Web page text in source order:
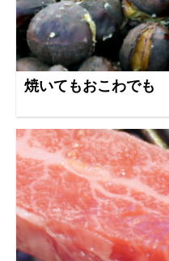
焼いてもおこわでも